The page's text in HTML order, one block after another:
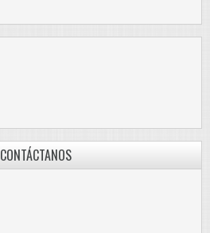
CONTÁCTANOS